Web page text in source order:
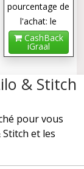
pourcentage de
l'achat: le
cashback !
CashBack
iGraal
& Stitch
pour vous
et les